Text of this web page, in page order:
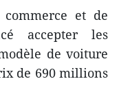
et de
accepter les
de voiture
de 690 millions